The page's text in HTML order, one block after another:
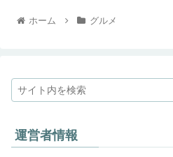
ホーム グルメ
運営者情報